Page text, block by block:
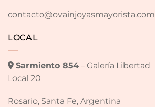
LOCAL
Sarmiento 854– Galería Libertad
Local 20
Rosario, Santa Fe, Argentina
contacto@ovainjoyasmayorista.com